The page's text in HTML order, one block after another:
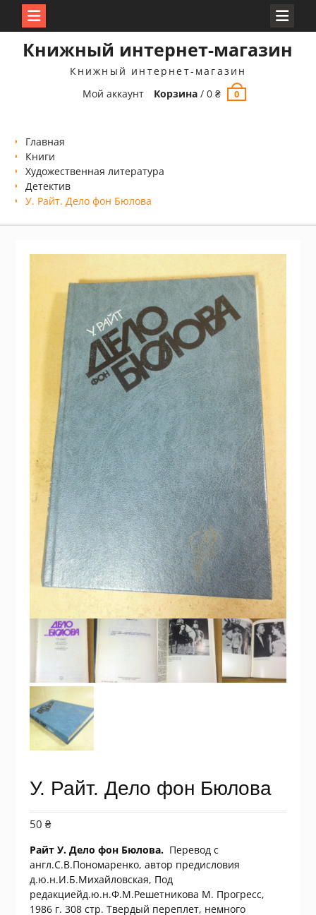
Книжный интернет-магазин
Книжный интернет-магазин
Мой аккаунт
Корзина /0₴ 0
Главная
Книги
Xудожественная литература
Детектив
У. Райт. Дело фон Бюлова
У. Райт. Дело фон Бюлова
50 ₴
Райт У. Дело фон Бюлова. Перевод с
англ.С.В.Пономаренко, автор предисловия
д.ю.н.И.Б.Михайловская, Под
редакциейд.ю.н.Ф.М.Решетникова М. Прогресс,
1986 г. 308 стр. Твердый переплет, немного